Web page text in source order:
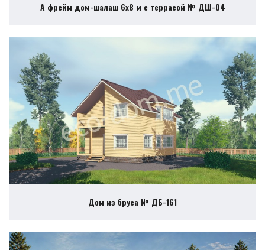
А фрейм дом-шалаш 6х8 м с террасой № ДШ-04
Дом из бруса № ДБ-161